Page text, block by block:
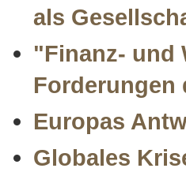
als
"Finanz- und
Europas
Globales